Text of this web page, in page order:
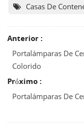
Casas De
Anterior :
Portalámparas De
Colorido
Próximo :
Portalámparas De